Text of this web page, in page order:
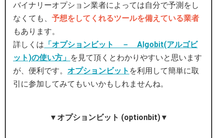
バイナリーオプション業者によっては自分で予測をし
なくても、 予想をしてくれるツールを備えている業者
もあります。
詳しくは 「オプションビット － Algobit(アルゴビ
ット)の使い方」 を見て頂くとわかりやすいと思います
が、便利です。 オプションビット を利用して簡単に取
引に参加してみてもいいかもしれませんね。
▼オプションビット (optionbit)▼